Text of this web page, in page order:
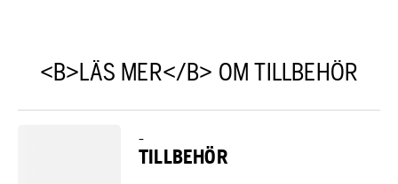
<B>LÄS MER</B> OM TILLBEHÖR
–
TILLBEHÖR